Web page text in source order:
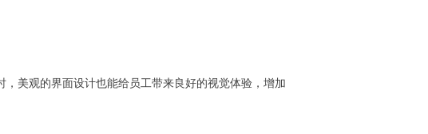
美观的界面设计也能给员工带来良好的视觉体验，增加